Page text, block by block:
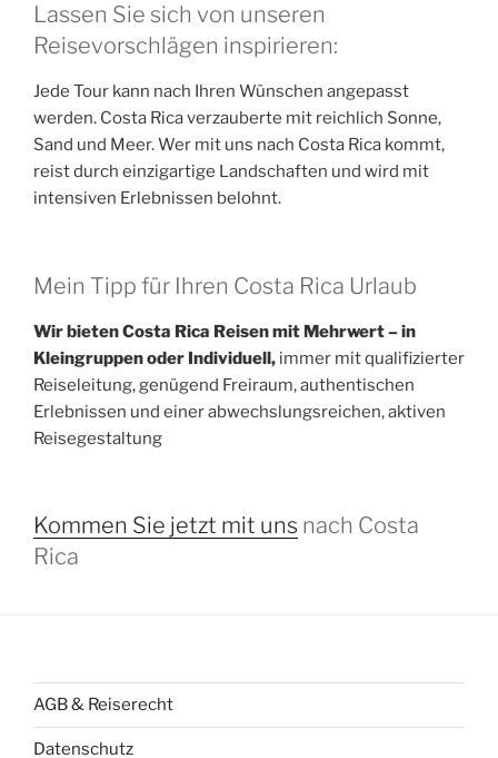
Lassen Sie sich von unseren
Reisevorschlägen inspirieren:
Jede Tour kann nach Ihren Wünschen angepasst
werden. Costa Rica verzauberte mit reichlich Sonne,
Sand und Meer. Wer mit uns nach Costa Rica kommt,
reist durch einzigartige Landschaften und wird mit
intensiven Erlebnissen belohnt.
Mein Tipp für Ihren Costa Rica Urlaub
Wir bieten Costa Rica Reisen mit Mehrwert – in
Kleingruppen oder Individuell, immer mit qualifizierter
Reiseleitung, genügend Freiraum, authentischen
Erlebnissen und einer abwechslungsreichen, aktiven
Reisegestaltung
Kommen Sie jetzt mit uns nach Costa
Rica
AGB & Reiserecht
Datenschutz